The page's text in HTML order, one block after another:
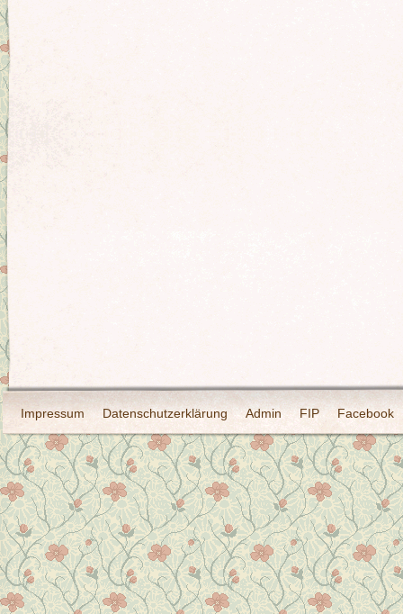
Impressum Datenschutzerklärung Admin FIP Facebook